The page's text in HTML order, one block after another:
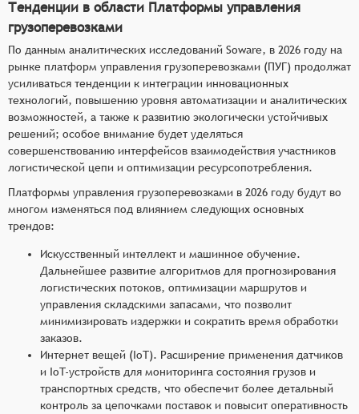
Тенденции в области Платформы управления
грузоперевозками
По данным аналитических исследований Soware, в 2026 году на
рынке платформ управления грузоперевозками (ПУГ) продолжат
усиливаться тенденции к интеграции инновационных
технологий, повышению уровня автоматизации и аналитических
возможностей, а также к развитию экологически устойчивых
решений; особое внимание будет уделяться
совершенствованию интерфейсов взаимодействия участников
логистической цепи и оптимизации ресурсопотребления.
Платформы управления грузоперевозками в 2026 году будут во
многом изменяться под влиянием следующих основных
трендов:
Искусственный интеллект и машинное обучение.
Дальнейшее развитие алгоритмов для прогнозирования
логистических потоков, оптимизации маршрутов и
управления складскими запасами, что позволит
минимизировать издержки и сократить время обработки
заказов.
Интернет вещей (IoT). Расширение применения датчиков
и IoT-устройств для мониторинга состояния грузов и
транспортных средств, что обеспечит более детальный
контроль за цепочками поставок и повысит оперативность